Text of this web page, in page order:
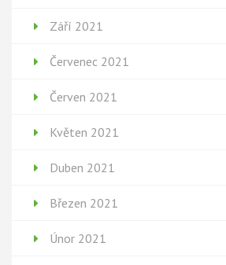
Září 2021
Červenec 2021
Červen 2021
Květen 2021
Duben 2021
Březen 2021
Únor 2021